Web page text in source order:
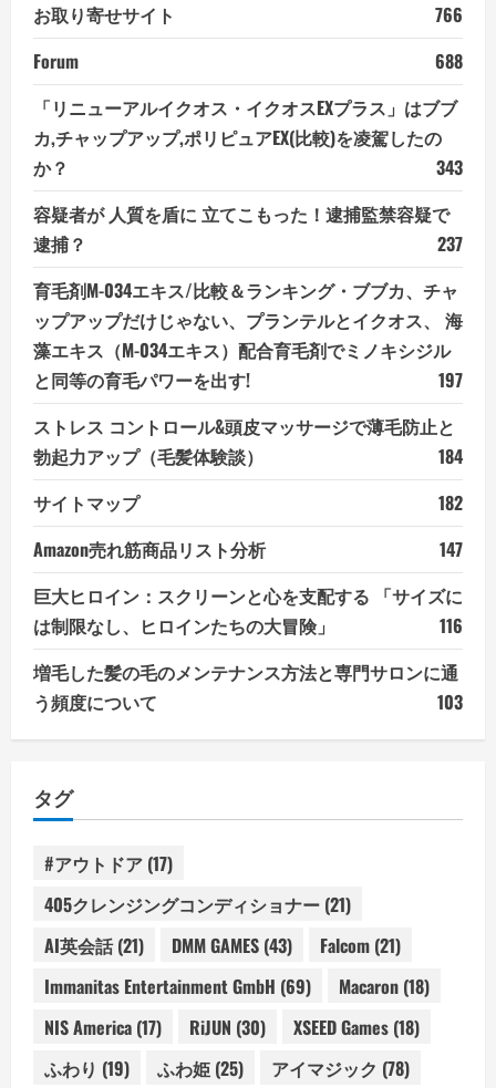
お取り寄せサイト
766
Forum
688
「リニューアルイクオス・イクオスEXプラス」はブブ
カ,チャップアップ,ポリピュアEX(比較)を凌駕したの
か？
343
容疑者が 人質を盾に 立てこもった！逮捕監禁容疑で
逮捕？
237
育毛剤M-034エキス/比較＆ランキング・ブブカ、チャ
ップアップだけじゃない、プランテルとイクオス、 海
藻エキス（M-034エキス）配合育毛剤でミノキシジル
と同等の育毛パワーを出す!
197
ストレス コントロール&頭皮マッサージで薄毛防止と
勃起力アップ（毛髪体験談）
184
サイトマップ
182
Amazon売れ筋商品リスト分析
147
巨大ヒロイン：スクリーンと心を支配する 「サイズに
は制限なし、ヒロインたちの大冒険」
116
増毛した髪の毛のメンテナンス方法と専門サロンに通
う頻度について
103
タグ
#アウトドア (17)
405クレンジングコンディショナー (21)
AI英会話(21) DMM GAMES (43) Falcom (21)
Immanitas Entertainment GmbH (69) Macaron (18)
NIS America (17) RiJUN (30) XSEED Games (18)
ふわり (19) ふわ姫 (25) アイマジック (78)